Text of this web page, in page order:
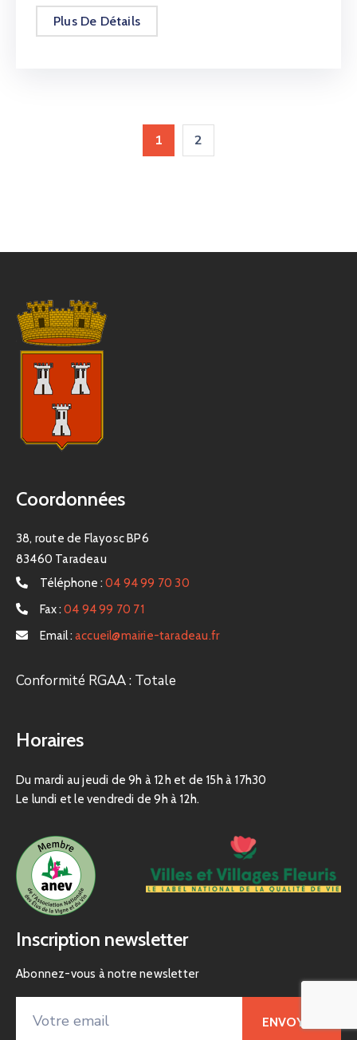
Plus De Détails
1 2
Coordonnées
38, route de Flayosc BP6
83460 Taradeau
Téléphone : 04 94 99 70 30
Fax : 04 94 99 70 71
Email : accueil@mairie-taradeau.fr
Conformité RGAA : Totale
Horaires
Du mardi au jeudi de 9h à 12h et de 15h à 17h30
Le lundi et le vendredi de 9h à 12h.
Inscription newsletter
Abonnez-vous à notre newsletter